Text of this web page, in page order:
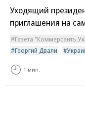
Уходящий
приглашения на
Газета "Коммерсантъ
Георгий Двали
1 мин.